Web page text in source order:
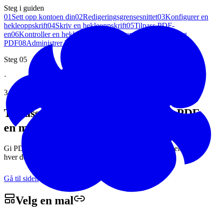
Steg i guiden
01 Sett opp kontoen din02Redigeringsgrensesnittet03Konfigurer en
hekleoppskrift04Skriv en hekleoppskrift05Tilpass PDF-
en06Kontroller en hekleoppskrift
Generer oversettelser og
PDF08Administrer hekleoppskriftene dine
Steg 05
·
3 minutters lesing
Tilpass designet på hekleoppskrift-PDF-
en med
Gi PDF-en din din egen identitet: start fra en ferdig mal eller juster
hver detalj etter dine preferanser.
Gå til siden
Velg en mal